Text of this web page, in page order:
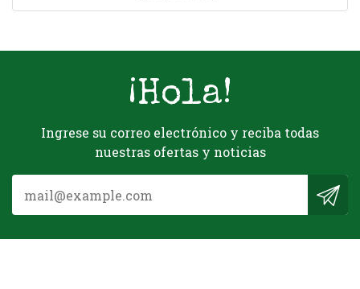
¡Hola!
Ingrese su correo electrónico y reciba todas
nuestras ofertas y noticias